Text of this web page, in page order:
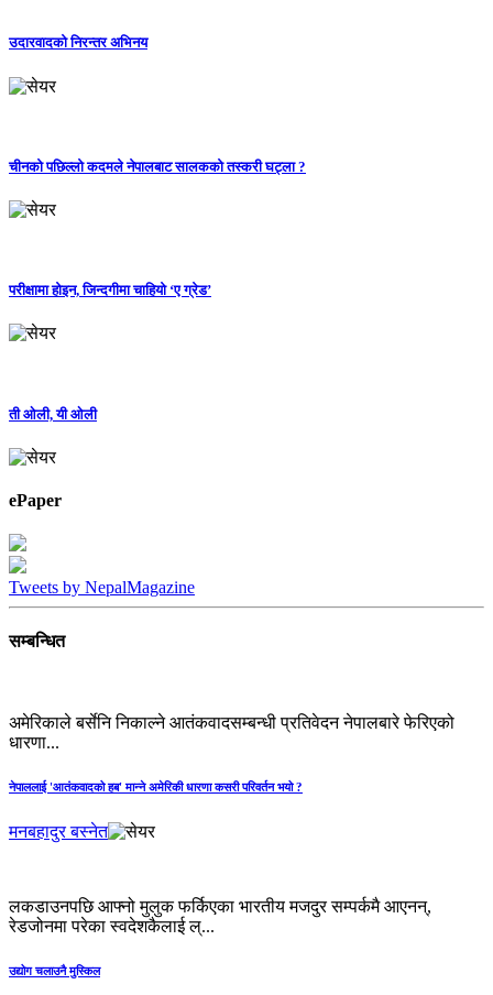
उदारवादको निरन्तर अभिनय
चीनको पछिल्लो कदमले नेपालबाट सालकको तस्करी घट्ला ?
परीक्षामा होइन, जिन्दगीमा चाहियो ‘ए ग्रेड’
ती ओली, यी ओली
ePaper
Tweets by NepalMagazine
सम्बन्धित
अमेरिकाले बर्सेनि निकाल्ने आतंकवादसम्बन्धी प्रतिवेदन नेपालबारे फेरिएको
धारणा...
नेपाललाई 'आतंकवादको हब' मान्‍ने अमेरिकी धारणा कसरी परिवर्तन भयो ?
मनबहादुर बस्नेत
लकडाउनपछि आफ्नो मुलुक फर्किएका भारतीय मजदुर सम्पर्कमै आएनन्,
रेडजोनमा परेका स्वदेशकैलाई ल्...
उद्योग चलाउनै मुस्किल